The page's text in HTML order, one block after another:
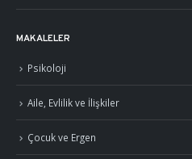
MAKALELER
Psikoloji
Aile, Evlilik ve İlişkiler
Çocuk ve Ergen